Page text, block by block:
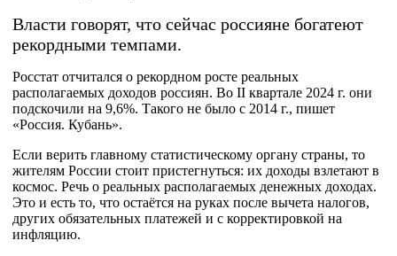
Власти говорят, что сейчас россияне богатеют
рекордными темпами.
Росстат отчитался о рекордном росте реальных
располагаемых доходов россиян. Во II квартале 2024 г. они
подскочили на 9,6%. Такого не было с 2014 г., пишет
«Россия. Кубань».
Если верить главному статистическому органу страны, то
жителям России стоит пристегнуться: их доходы взлетают в
космос. Речь о реальных располагаемых денежных доходах.
Это и есть то, что остаётся на руках после вычета налогов,
других обязательных платежей и с корректировкой на
инфляцию.